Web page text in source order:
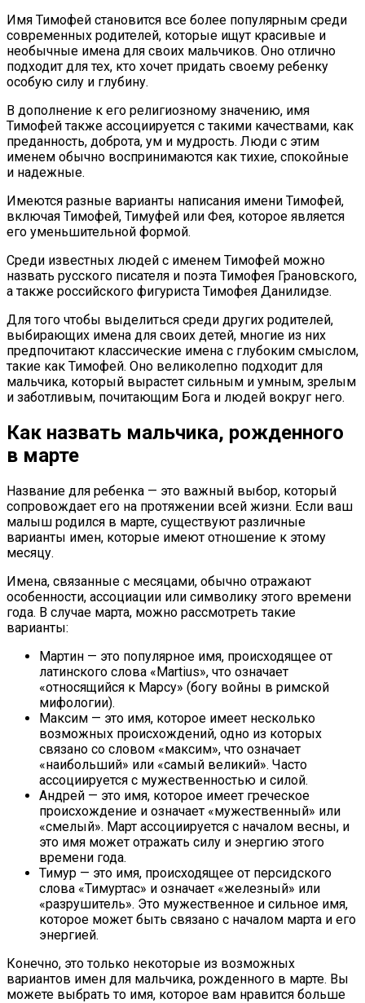
Имя Тимофей становится все более популярным среди
современных родителей, которые ищут красивые и
необычные имена для своих мальчиков. Оно отлично
подходит для тех, кто хочет придать своему ребенку
особую силу и глубину.
В дополнение к его религиозному значению, имя
Тимофей также ассоциируется с такими качествами, как
преданность, доброта, ум и мудрость. Люди с этим
именем обычно воспринимаются как тихие, спокойные
и надежные.
Имеются разные варианты написания имени Тимофей,
включая Тимофей, Тимуфей или Фея, которое является
его уменьшительной формой.
Среди известных людей с именем Тимофей можно
назвать русского писателя и поэта Тимофея Грановского,
а также российского фигуриста Тимофея Данилидзе.
Для того чтобы выделиться среди других родителей,
выбирающих имена для своих детей, многие из них
предпочитают классические имена с глубоким смыслом,
такие как Тимофей. Оно великолепно подходит для
мальчика, который вырастет сильным и умным, зрелым
и заботливым, почитающим Бога и людей вокруг него.
Как назвать мальчика, рожденного
в марте
Название для ребенка — это важный выбор, который
сопровождает его на протяжении всей жизни. Если ваш
малыш родился в марте, существуют различные
варианты имен, которые имеют отношение к этому
месяцу.
Имена, связанные с месяцами, обычно отражают
особенности, ассоциации или символику этого времени
года. В случае марта, можно рассмотреть такие
варианты:
Мартин — это популярное имя, происходящее от
латинского слова «Martius», что означает
«относящийся к Марсу» (богу войны в римской
мифологии).
Максим — это имя, которое имеет несколько
возможных происхождений, одно из которых
связано со словом «максим», что означает
«наибольший» или «самый великий». Часто
ассоциируется с мужественностью и силой.
Андрей — это имя, которое имеет греческое
происхождение и означает «мужественный» или
«смелый». Март ассоциируется с началом весны, и
это имя может отражать силу и энергию этого
времени года.
Тимур — это имя, происходящее от персидского
слова «Тимуртас» и означает «железный» или
«разрушитель». Это мужественное и сильное имя,
которое может быть связано с началом марта и его
энергией.
Конечно, это только некоторые из возможных
вариантов имен для мальчика, рожденного в марте. Вы
можете выбрать то имя, которое вам нравится больше